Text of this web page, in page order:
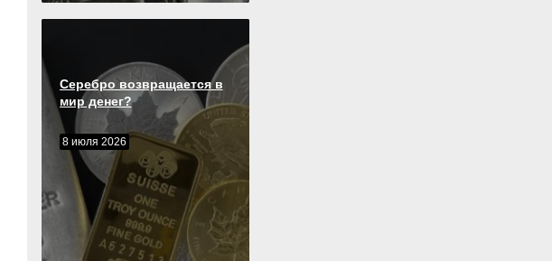
Серебро возвращается в
мир денег?
8 июля 2026